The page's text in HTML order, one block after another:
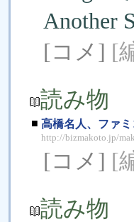
Another
[コメ] [
読み物
■ 高橋名人、ファミ
http://bizmakoto.jp/
[コメ] [
読み物